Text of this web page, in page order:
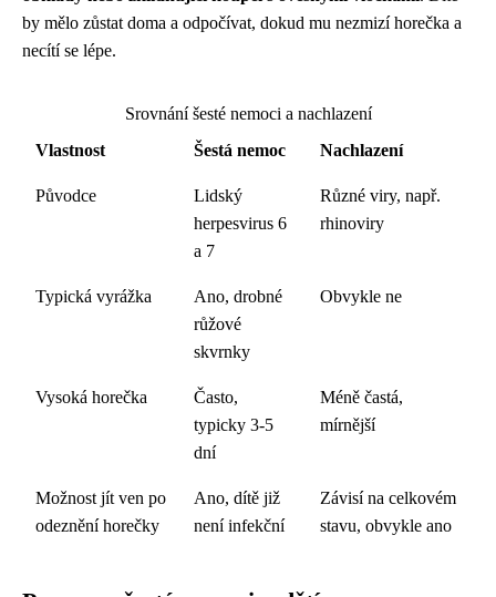
by mělo zůstat doma a odpočívat, dokud mu nezmizí horečka a
necítí se lépe.
Srovnání šesté nemoci a nachlazení
Vlastnost
Šestá nemoc Nachlazení
Původce
Lidský
herpesvirus 6
a 7
Různé viry, např.
rhinoviry
Typická vyrážka
Ano, drobné
růžové
skvrnky
Obvykle ne
Vysoká horečka
Často,
typicky 3-5
dní
Méně častá,
mírnější
Možnost jít ven po
odeznění horečky
Ano, dítě již
není infekční
Závisí na celkovém
stavu, obvykle ano